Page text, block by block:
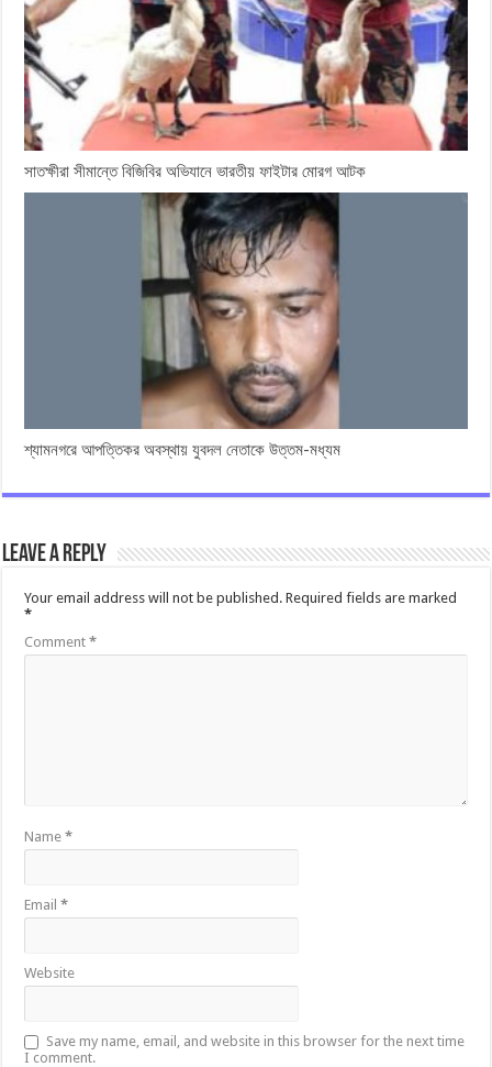
সাতক্ষীরা সীমান্তে বিজিবির অভিযানে ভারতীয় ফাইটার মোরগ আটক
শ্যামনগরে আপত্তিকর অবস্থায় যুবদল নেতাকে উত্তম-মধ্যম
Leave a Reply
Your email address will not be published. Required fields are marked
*
Comment*
Name*
Email*
Website
Save my name, email, and website in this browser for the next time
I comment.